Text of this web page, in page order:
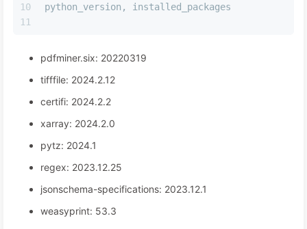
10
11
python_version, installed_packages
pdfminer.six: 20220319
tifffile: 2024.2.12
certifi: 2024.2.2
xarray: 2024.2.0
pytz: 2024.1
regex: 2023.12.25
jsonschema-specifications: 2023.12.1
weasyprint: 53.3